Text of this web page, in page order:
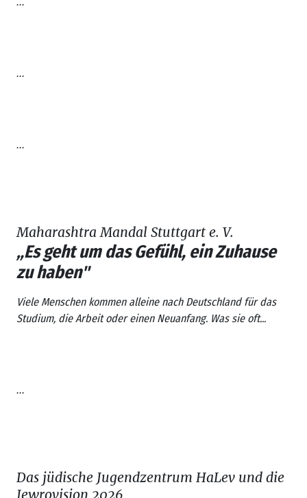
...
...
Maharashtra Mandal Stuttgart e. V.
„Es geht um das Gefühl, ein Zuhause
zu haben"
Viele Menschen kommen alleine nach Deutschland für das
Studium, die Arbeit oder einen Neuanfang. Was sie oft...
...
Das jüdische Jugendzentrum HaLev und die
Jewrovision 2026